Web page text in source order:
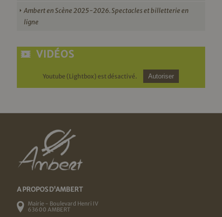
Ambert en Scène 2025-2026. Spectacles et billetterie en
ligne
VIDÉOS
Youtube (Lightbox) est désactivé. Autoriser
A PROPOS D'AMBERT
Mairie - Boulevard Henri IV
63600 AMBERT